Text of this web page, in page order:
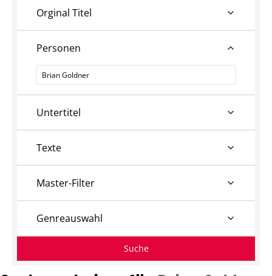
Orginal Titel
Personen
Personen
Untertitel
Texte
Master-Filter
Genreauswahl
Suche